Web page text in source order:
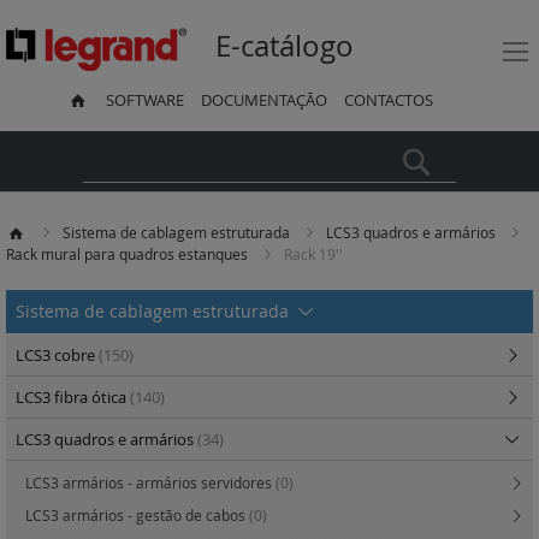
E-catálogo
SOFTWARE DOCUMENTAÇÃO CONTACTOS
Sistema de cablagem estruturada
LCS3 quadros e armários
Rack mural para quadros estanques
Rack 19''
Sistema de cablagem estruturada
LCS3 cobre(150)
LCS3 fibra ótica (140)
LCS3 quadros e armários(34)
LCS3 armários - armários servidores (0)
LCS3 armários - gestão de cabos (0)